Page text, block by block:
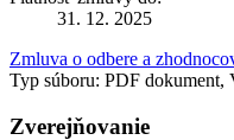
31. 12. 2025
Zmluva o odbere a
Typ súboru: PDF
Zverejňovanie